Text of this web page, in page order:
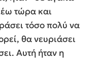
τώρα και
τόσο πολύ να
θα νευριάσει
Αυτή ήταν η